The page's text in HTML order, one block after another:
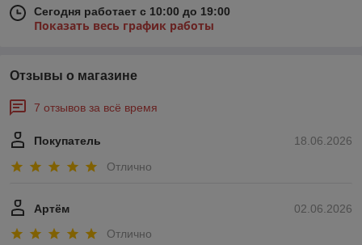
Сегодня работает с 10:00 до 19:00
Показать весь график работы
Отзывы о магазине
7 отзывов за всё время
18.06.2026
Покупатель
Отлично
02.06.2026
Артём
Отлично